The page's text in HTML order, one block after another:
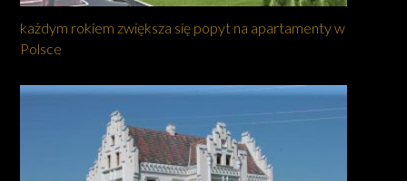
każdym rokiem zwiększa się popyt na apartamenty w
Polsce